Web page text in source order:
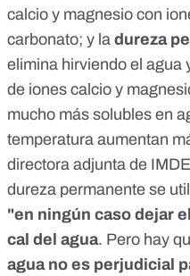
calcio y magnesio con
carbonato; y la dureza
elimina hirviendo el agua
de iones calcio y
mucho más solubles en
temperatura aumentan
directora adjunta de
dureza permanente se
"en ningún caso dejar
cal del agua. Pero hay
agua no es perjudicial